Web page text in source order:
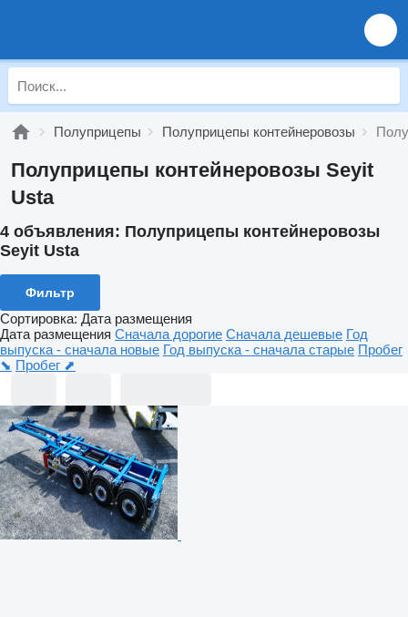
Полуприцепы Полуприцепы контейнеровозы
Полуприцепы контейнеровозы Seyit
Usta
4 объявления: Полуприцепы контейнеровозы
Seyit Usta
Фильтр
Сортировка: Дата размещения
Дата размещения Сначала дорогие Сначала дешевые Год
выпуска - сначала новые Год выпуска - сначала старые Пробег
⬊ Пробег ⬈